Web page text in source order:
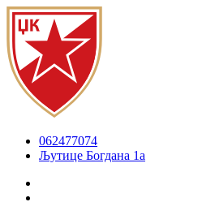
062477074
Љутице Богдана 1а